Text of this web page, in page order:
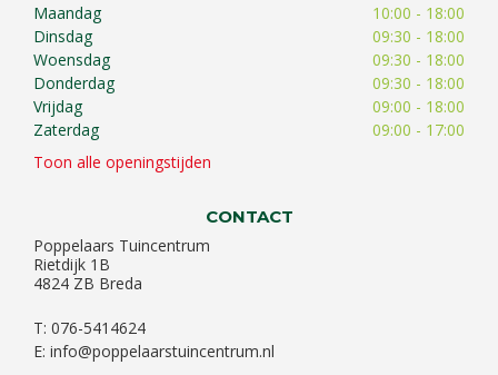
Maandag
10:00 - 18:00
Dinsdag
09:30 - 18:00
Woensdag
09:30 - 18:00
Donderdag
09:30 - 18:00
Vrijdag
09:00 - 18:00
Zaterdag
09:00 - 17:00
Toon alle openingstijden
CONTACT
Poppelaars Tuincentrum
Rietdijk 1B
4824 ZB Breda
T: 076-5414624
E: info@poppelaarstuincentrum.nl